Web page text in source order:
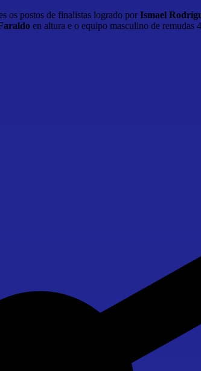
os postos de finalistas logrado porIsmael
en altura e o equipo masculino de remudas